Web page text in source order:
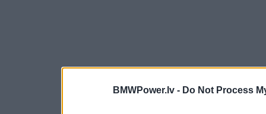
BMWPower.lv - Do Not Process